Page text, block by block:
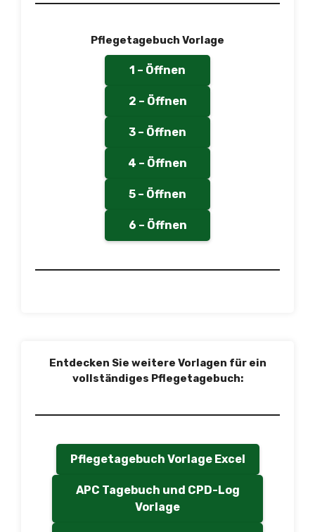
Pflegetagebuch Vorlage
1 – Öffnen
2 – Öffnen
3 – Öffnen
4 – Öffnen
5 – Öffnen
6 – Öffnen
Entdecken Sie weitere Vorlagen für ein
vollständiges Pflegetagebuch:
Pflegetagebuch Vorlage Excel
APC Tagebuch und CPD-Log
Vorlage